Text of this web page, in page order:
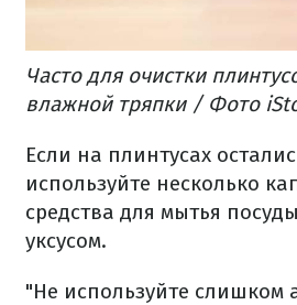
Часто для очистки
влажной тряпки / Фото
Если на плинтусах
используйте несколько
средства для мытья
уксусом.
"Не используйте слишком